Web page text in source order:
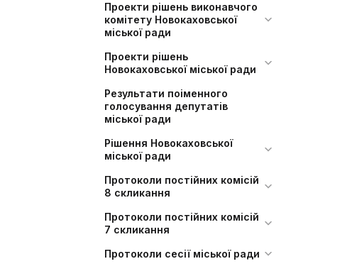
Проекти рішень виконавчого
комітету Новокаховської
міської ради
Проекти рішень
Новокаховської міської ради
Результати поіменного
голосування депутатів
міської ради
Рішення Новокаховської
міської ради
Протоколи постійних комісій
8 скликання
Протоколи постійних комісій
7 скликання
Протоколи сесії міської ради